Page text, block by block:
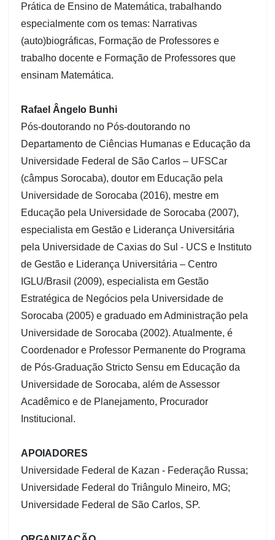
Prática de Ensino de Matemática, trabalhando
especialmente com os temas: Narrativas
(auto)biográficas, Formação de Professores e
trabalho docente e Formação de Professores que
ensinam Matemática.
Rafael Ângelo Bunhi
Pós-doutorando no Pós-doutorando no
Departamento de Ciências Humanas e Educação da
Universidade Federal de São Carlos – UFSCar
(câmpus Sorocaba), doutor em Educação pela
Universidade de Sorocaba (2016), mestre em
Educação pela Universidade de Sorocaba (2007),
especialista em Gestão e Liderança Universitária
pela Universidade de Caxias do Sul - UCS e Instituto
de Gestão e Liderança Universitária – Centro
IGLU/Brasil (2009), especialista em Gestão
Estratégica de Negócios pela Universidade de
Sorocaba (2005) e graduado em Administração pela
Universidade de Sorocaba (2002). Atualmente, é
Coordenador e Professor Permanente do Programa
de Pós-Graduação Stricto Sensu em Educação da
Universidade de Sorocaba, além de Assessor
Acadêmico e de Planejamento, Procurador
Institucional.
APOIADORES
Universidade Federal de Kazan - Federação Russa;
Universidade Federal do Triângulo Mineiro, MG;
Universidade Federal de São Carlos, SP.